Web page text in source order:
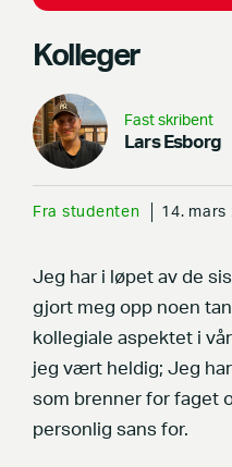
Kolleger
Fast skribent
Lars Esborg
Fra studenten 14. mars
Jeg har i løpet av de
gjort meg opp noen
kollegiale aspektet i
jeg vært heldig; Jeg
som brenner for faget
personlig sans for.